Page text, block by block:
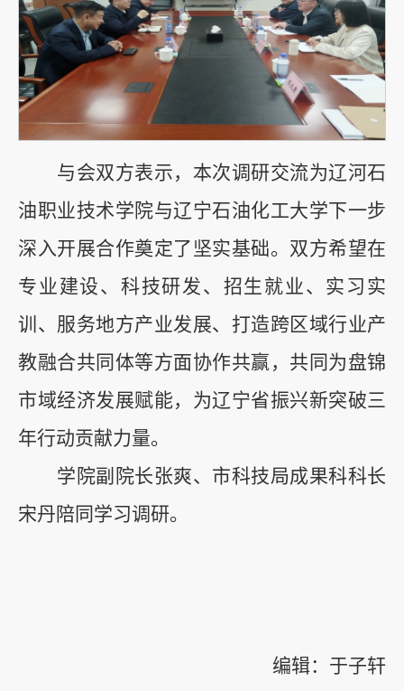
与会双方表示，本次调研交流为辽河石
油职业技术学院与辽宁石油化工大学下一步
深入开展合作奠定了坚实基础。双方希望在
专业建设、科技研发、招生就业、实习实
训、服务地方产业发展、打造跨区域行业产
教融合共同体等方面协作共赢，共同为盘锦
市域经济发展赋能，为辽宁省振兴新突破三
年行动贡献力量。
学院副院长张爽、市科技局成果科科长
宋丹陪同学习调研。
编辑：于子轩